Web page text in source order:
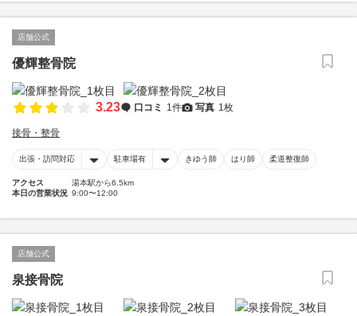
店舗公式
優輝整骨院
3.23 口コミ 1件 写真 1枚
接骨・整骨
出張・訪問対応 駐車場有 きゆう師 はり師 柔道整復師
アクセス
湯本駅から6.5km
本日の営業状況 9:00〜12:00
店舗公式
泉接骨院